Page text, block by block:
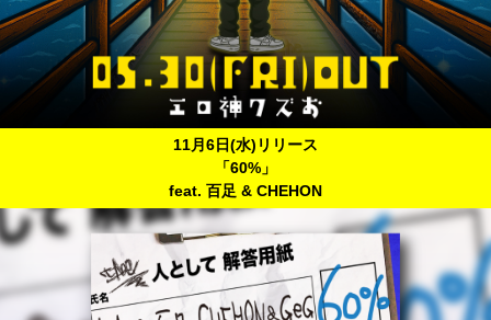
11月6日(水)リリース
「60%」
feat. 百足 & CHEHON